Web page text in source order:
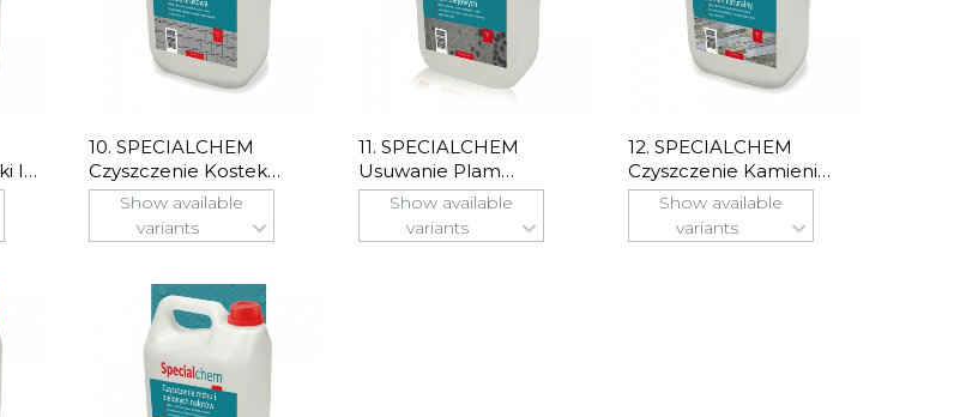
I
10. SPECIALCHEM
Czyszczenie Kostek
Brukowych
Show available
variants
11. SPECIALCHEM
Usuwanie Plam
Olejowych
Show available
variants
12. SPECIALCHEM
Czyszczenie Kamieni
Naturalnych
Show available
variants